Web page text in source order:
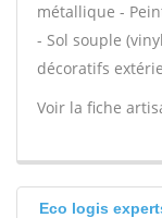
métallique -
- Sol souple
décoratifs
Voir la fiche
Eco logis